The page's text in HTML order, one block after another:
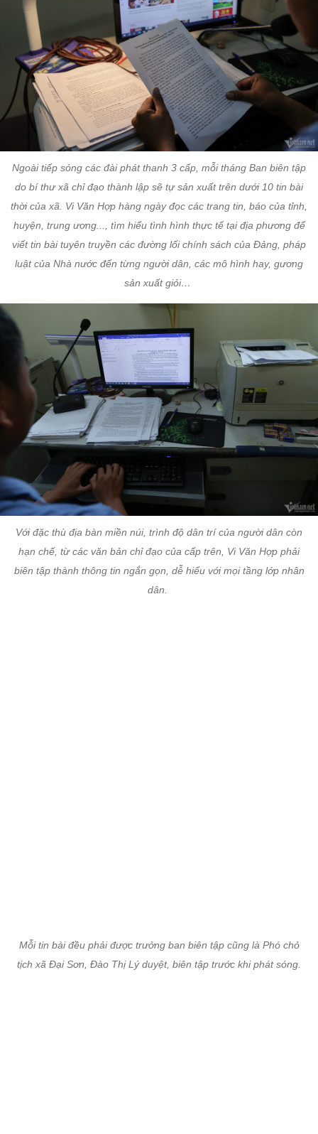
Ngoài tiếp sóng các đài phát thanh 3 cấp, mỗi tháng Ban biên tập
do bí thư xã chỉ đạo thành lập sẽ tự sản xuất trên dưới 10 tin bài
thời của xã. Vi Văn Hợp hàng ngày đọc các trang tin, báo của tỉnh,
huyện, trung ương..., tìm hiểu tình hình thực tế tại địa phương để
viết tin bài tuyên truyền các đường lối chính sách của Đảng, pháp
luật của Nhà nước đến từng người dân, các mô hình hay, gương
sản xuất giỏi…
Với đặc thù địa bàn miền núi, trình độ dân trí của người dân còn
hạn chế, từ các văn bản chỉ đạo của cấp trên, Vi Văn Hợp phải
biên tập thành thông tin ngắn gọn, dễ hiểu với mọi tầng lớp nhân
dân.
Mỗi tin bài đều phải được trưởng ban biên tập cũng là Phó chỏ
tịch xã Đại Sơn, Đào Thị Lý duyệt, biên tập trước khi phát sóng.